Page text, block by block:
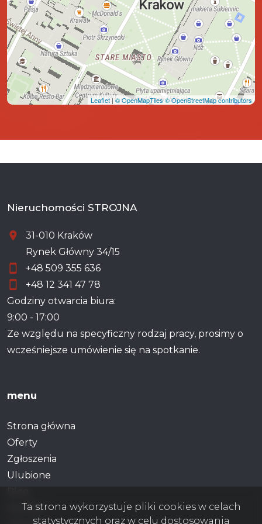
Leaflet|© OpenMapTiles © OpenStreetMap contributors
Nieruchomości STROJNA
31-010 Kraków
Rynek Główny 34/15
+48 509 355 636
+48 12 341 47 78
Godziny otwarcia biura:
9:00 - 17:00
Ze względu na specyficzny rodzaj pracy, prosimy o
wcześniejsze umówienie się na spotkanie.
menu
Strona główna
Oferty
Zgłoszenia
Ulubione
Kontakt
Ta strona wykorzystuje pliki cookies w celach
statystycznych oraz w celu dostosowania